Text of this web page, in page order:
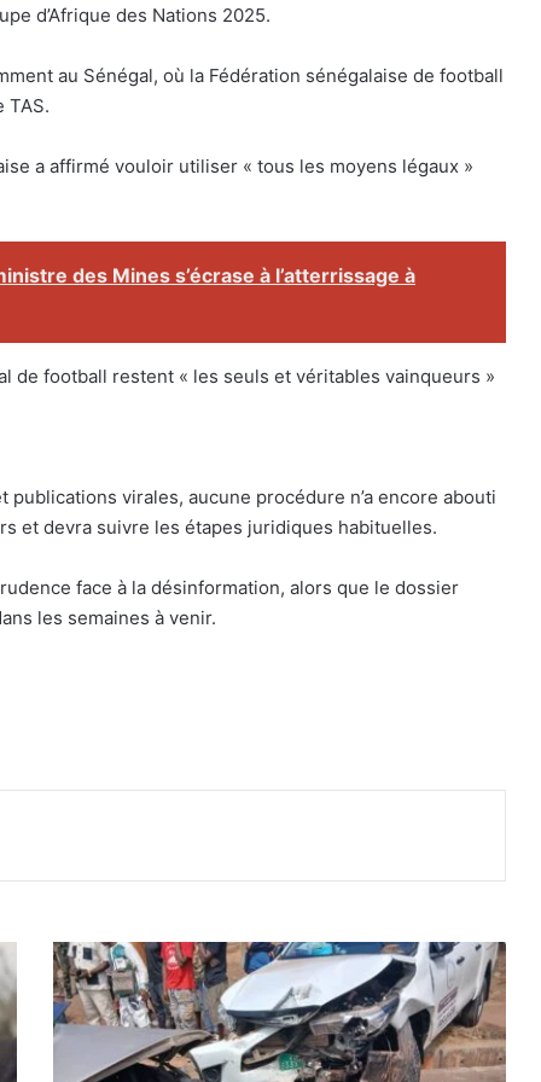
d’Afrique des Nations 2025.
au Sénégal, où la Fédération sénégalaise de football
TAS.
a affirmé vouloir utiliser « tous les moyens légaux »
des Mines s’écrase à l’atterrissage à
de football restent « les seuls et véritables vainqueurs »
virales, aucune procédure n’a encore abouti
et devra suivre les étapes juridiques habituelles.
face à la désinformation, alors que le dossier
les semaines à venir.
K
i
n
d